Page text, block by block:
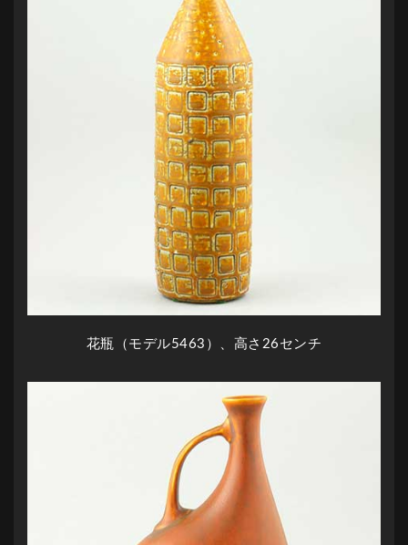
花瓶（モデル5463）、高さ26センチ